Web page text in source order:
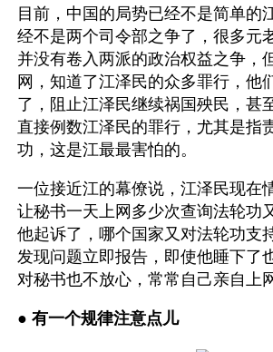
目前，中国的局势已经不是简单的
经不是两个司令部之争了，很多元
并没有卷入两派的政治权益之争，
网，知道了江泽民的众多罪行，他
了，阻止江泽民继续祸国殃民，甚
直接例数江泽民的罪行，尤其是指
功，这是江最最害怕的。
一位接近江的幕僚说，江泽民现在
让秘书一天上网多少次查询法轮功
他起诉了，哪个国家又对法轮功支
发现问题立即报告，即使他睡下了
对秘书也不放心，常常自己亲自上
● 有一个规律注意点儿